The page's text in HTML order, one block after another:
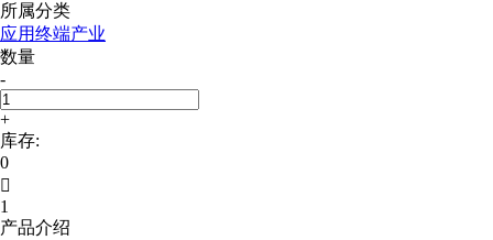
所属分类
应用终端产业
数量
-
+
库存:
0

1
产品介绍